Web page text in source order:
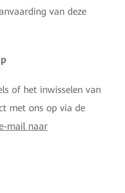
van deze
of het inwisselen van
met ons op via de
mail naar